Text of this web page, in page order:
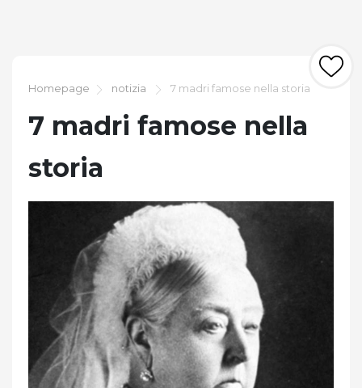
Homepage notizia 7 madri famose nella storia
7 madri famose nella
storia